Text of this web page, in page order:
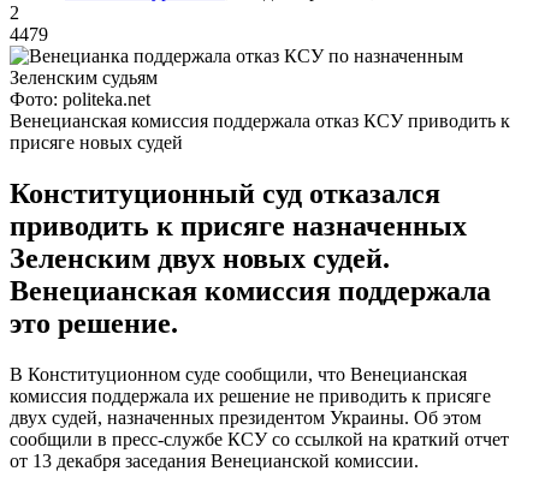
2
4479
Фото: politeka.net
Венецианская комиссия поддержала отказ КСУ приводить к
присяге новых судей
Конституционный суд отказался
приводить к присяге назначенных
Зеленским двух новых судей.
Венецианская комиссия поддержала
это решение.
В Конституционном суде сообщили, что Венецианская
комиссия поддержала их решение не приводить к присяге
двух судей, назначенных президентом Украины. Об этом
сообщили в пресс-службе КСУ со ссылкой на краткий отчет
от 13 декабря заседания Венецианской комиссии.